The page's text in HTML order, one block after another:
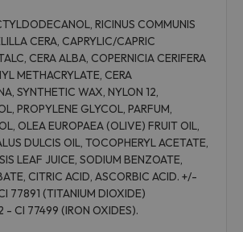
RICINUS COMMUNIS
CERA, CAPRYLIC/CAPRIC
CERA ALBA, COPERNICIA CERIFERA
METHACRYLATE, CERA
SYNTHETIC WAX, NYLON 12,
PROPYLENE GLYCOL, PARFUM,
OLEA EUROPAEA (OLIVE) FRUIT OIL,
DULCIS OIL, TOCOPHERYL ACETATE,
LEAF JUICE, SODIUM BENZOATE,
CITRIC ACID, ASCORBIC ACID. +/-
77891 (TITANIUM DIOXIDE)
- CI 77499 (IRON OXIDES).